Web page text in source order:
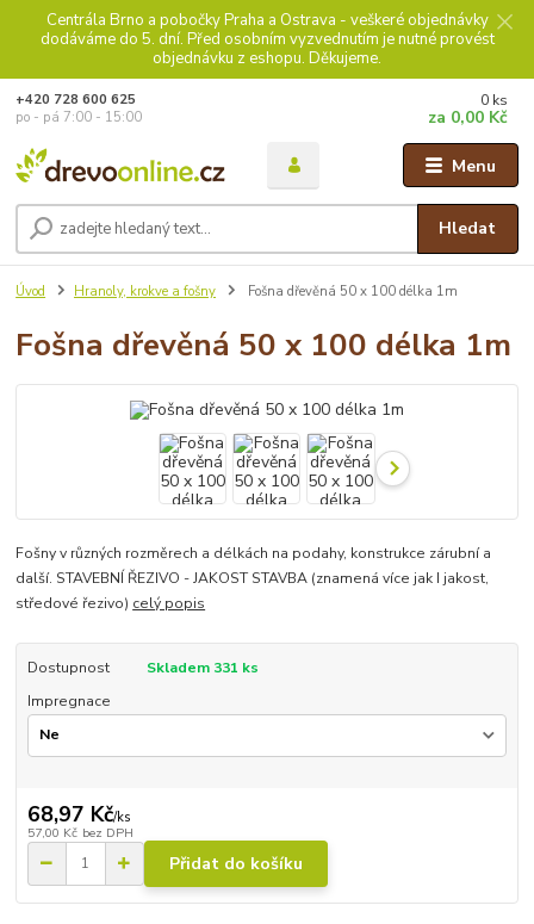
Centrála Brno a pobočky Praha a Ostrava - veškeré objednávky
dodáváme do 5. dní. Před osobním vyzvednutím je nutné provést
objednávku z eshopu. Děkujeme.
Menu
Hledat
+420 728 600 625
po - pá 7:00 - 15:00
0 ks
za 0,00 Kč
Úvod Hranoly, krokve a fošny Fošna dřevěná 50 x 100 délka 1m
Fošna dřevěná 50 x 100 délka 1m
Fošny v různých rozměrech a délkách na podahy, konstrukce zárubní a
další. STAVEBNÍ ŘEZIVO - JAKOST STAVBA (znamená více jak I jakost,
středové řezivo) celý popis
Dostupnost
Skladem 331 ks
Impregnace
68,97 Kč/ks
57,00 Kč bez DPH
Přidat do košíku